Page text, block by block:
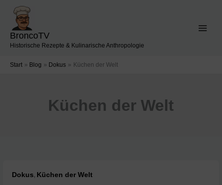
Inhalt
springen
BroncoTV
Historische Rezepte & Kulinarische Anthropologie
Start Blog Dokus Küchen der Welt
Küchen der Welt
Dokus, Küchen der Welt